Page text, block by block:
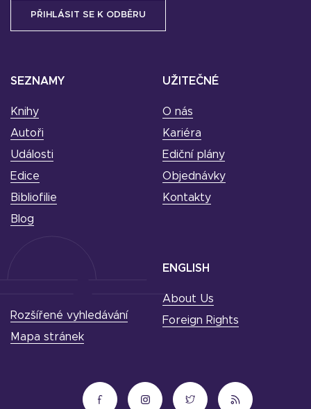
SEZNAMY
Knihy
Autoři
Události
Edice
Bibliofilie
Blog
UŽITEČNÉ
O nás
Kariéra
Ediční plány
Objednávky
Kontakty
ENGLISH
About Us
Foreign Rights
Rozšířené vyhledávání
Mapa stránek